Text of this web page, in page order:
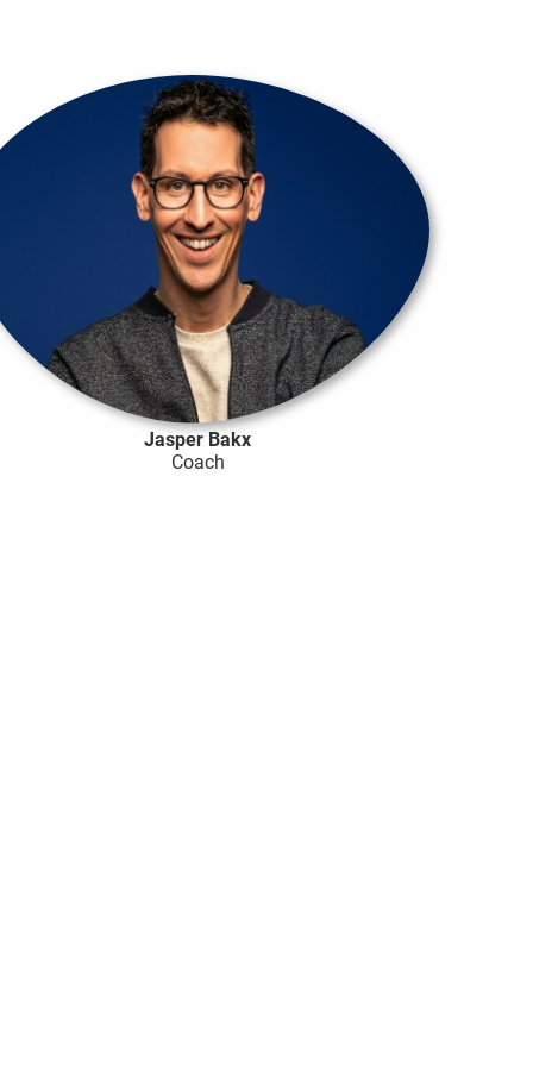
Jasper Bakx
Coach